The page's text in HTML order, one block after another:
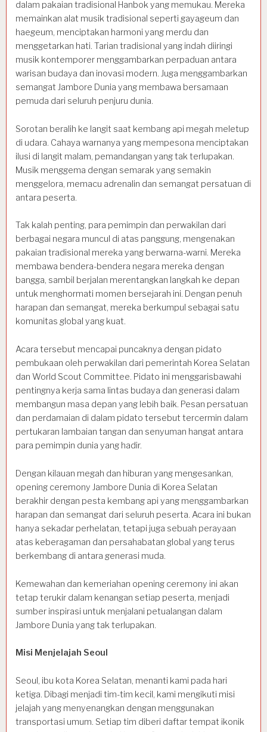
dalam pakaian tradisional Hanbok yang memukau. Mereka
memainkan alat musik tradisional seperti gayageum dan
haegeum, menciptakan harmoni yang merdu dan
menggetarkan hati. Tarian tradisional yang indah diiringi
musik kontemporer menggambarkan perpaduan antara
warisan budaya dan inovasi modern. Juga menggambarkan
semangat Jambore Dunia yang membawa bersamaan
pemuda dari seluruh penjuru dunia.
Sorotan beralih ke langit saat kembang api megah meletup
di udara. Cahaya warnanya yang mempesona menciptakan
ilusi di langit malam, pemandangan yang tak terlupakan.
Musik menggema dengan semarak yang semakin
menggelora, memacu adrenalin dan semangat persatuan di
antara peserta.
Tak kalah penting, para pemimpin dan perwakilan dari
berbagai negara muncul di atas panggung, mengenakan
pakaian tradisional mereka yang berwarna-warni. Mereka
membawa bendera-bendera negara mereka dengan
bangga, sambil berjalan merentangkan langkah ke depan
untuk menghormati momen bersejarah ini. Dengan penuh
harapan dan semangat, mereka berkumpul sebagai satu
komunitas global yang kuat.
Acara tersebut mencapai puncaknya dengan pidato
pembukaan oleh perwakilan dari pemerintah Korea Selatan
dan World Scout Committee. Pidato ini menggarisbawahi
pentingnya kerja sama lintas budaya dan generasi dalam
membangun masa depan yang lebih baik. Pesan persatuan
dan perdamaian di dalam pidato tersebut tercermin dalam
pertukaran lambaian tangan dan senyuman hangat antara
para pemimpin dunia yang hadir.
Dengan kilauan megah dan hiburan yang mengesankan,
opening ceremony Jambore Dunia di Korea Selatan
berakhir dengan pesta kembang api yang menggambarkan
harapan dan semangat dari seluruh peserta. Acara ini bukan
hanya sekadar perhelatan, tetapi juga sebuah perayaan
atas keberagaman dan persahabatan global yang terus
berkembang di antara generasi muda.
Kemewahan dan kemeriahan opening ceremony ini akan
tetap terukir dalam kenangan setiap peserta, menjadi
sumber inspirasi untuk menjalani petualangan dalam
Jambore Dunia yang tak terlupakan.
Misi Menjelajah Seoul
Seoul, ibu kota Korea Selatan, menanti kami pada hari
ketiga. Dibagi menjadi tim-tim kecil, kami mengikuti misi
jelajah yang menyenangkan dengan menggunakan
transportasi umum. Setiap tim diberi daftar tempat ikonik